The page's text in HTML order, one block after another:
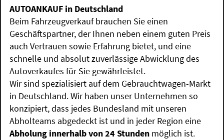
AUTOANKAUF in Deutschland
Beim Fahrzeugverkauf brauchen Sie einen
Geschäftspartner, der Ihnen neben einem guten Preis
auch Vertrauen sowie Erfahrung bietet, und eine
schnelle und absolut zuverlässige Abwicklung des
Autoverkaufes für Sie gewährleistet.
Wir sind spezialisiert auf dem Gebrauchtwagen-Markt
in Deutschland. Wir haben unser Unternehmen so
konzipiert, dass jedes Bundesland mit unseren
Abholteams abgedeckt ist und in jeder Region eine
Abholung innerhalb von 24 Stunden möglich ist.